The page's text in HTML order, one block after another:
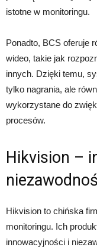
istotne w monitoringu.
Ponadto, BCS oferuje
wideo, takie jak
innych. Dzięki temu,
tylko nagrania, ale
wykorzystane do
procesów.
Hikvision –
Hikvision to chińska
monitoringu. Ich
innowacyjności i